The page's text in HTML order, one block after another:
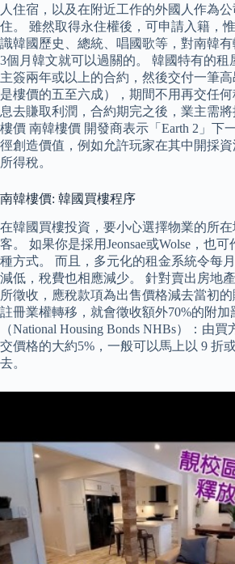
人住宿，以及在附近工作的外國人作為
住。 雖然取得永住權後，可申請入籍，
識韓國歷史、總統、唱國歌等，對南韓
3個月韓文就可以過關的。 韓國特有的租
主簽兩年或以上的合約，然後交付一筆
是樓價的五至六成），期間不用再交任
息去賺取利潤，合約期完之後，業主需
樓價 南韓樓價 開發商表示「Earth 2」下
徑創造價值，例如允許玩家在其中開採
所得稅。
南韓樓價: 韓國買樓程序
在韓國買樓投資，要小心選擇物業的所
客。 如果你是採用Jeonsae或Wolse，也
種方式。 而且，多元化的租金系統令每
減低，稅費也相應減少。 針對賣出房地
所徵收，應稅款項為出售價格減去當初
註冊業權轉移，就會徵收額外70%的附
（National Housing Bonds NHBs）：由
交價格的大約5%，一般可以馬上以 9 折
去。